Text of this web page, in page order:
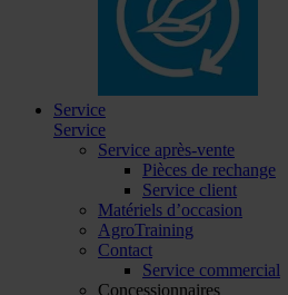
Service
Service
Service après-vente
Pièces de rechange
Service client
Matériels d’occasion
AgroTraining
Contact
Service commercial
Concessionnaires